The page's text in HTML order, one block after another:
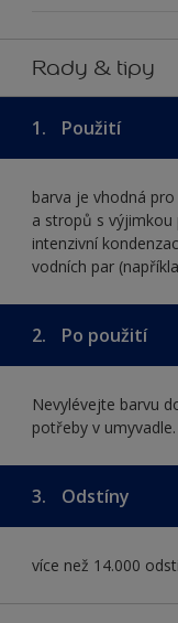
Rady & tipy
1. Použití
barva je vhodná
a stropů s výjimkou
intenzivní
vodních par
2. Po použití
Nevylévejte barvu
potřeby v umyvadle.
3. Odstíny
více než 14.000